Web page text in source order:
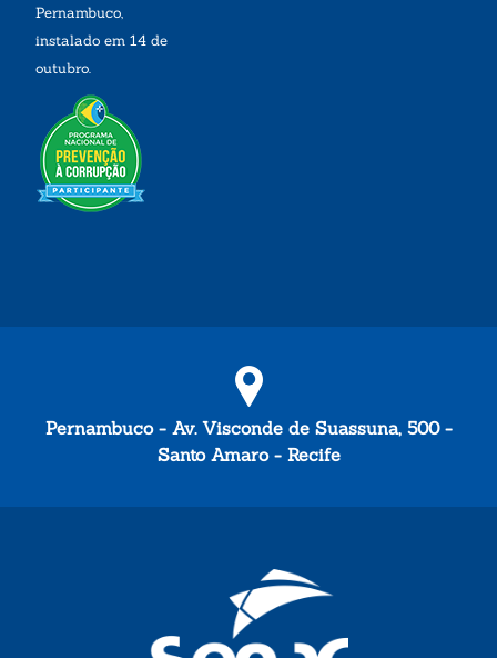
Pernambuco,
instalado em 14 de
outubro.
Pernambuco - Av. Visconde de Suassuna, 500 -
Santo Amaro - Recife